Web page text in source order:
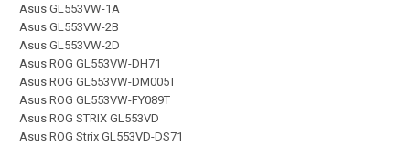
Asus GL553VW-1A
Asus GL553VW-2B
Asus GL553VW-2D
Asus ROG GL553VW-DH71
Asus ROG GL553VW-DM005T
Asus ROG GL553VW-FY089T
Asus ROG STRIX GL553VD
Asus ROG Strix GL553VD-DS71